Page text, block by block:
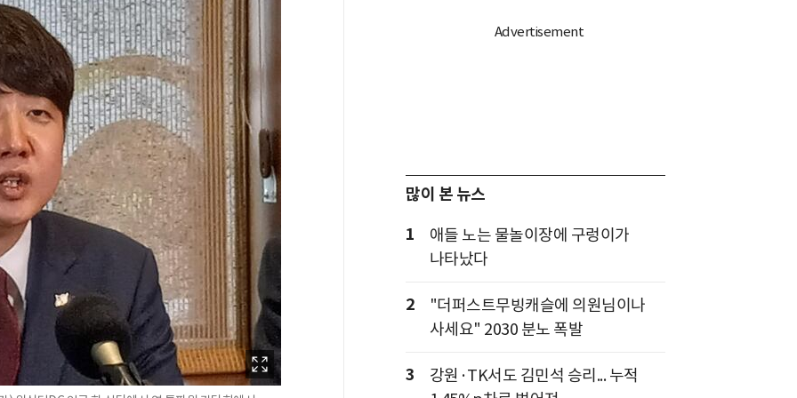
많이 본 뉴스
1
애들 노는 물놀이장에 구렁이가
나타났다
2
"더퍼스트무빙캐슬에 의원님이나
사세요" 2030 분노 폭발
3
강원·TK서도 김민석 승리... 누적